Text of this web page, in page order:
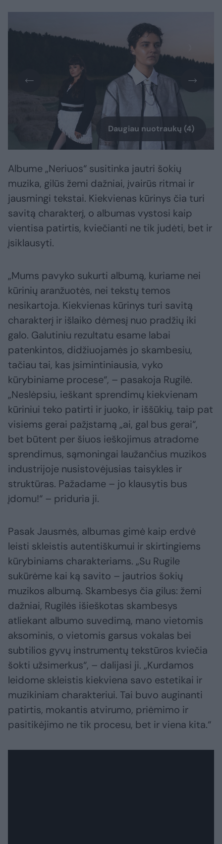
Daugiau nuotraukų (4)
Albume „Neriuos“ susitinka jautri šokių
muzika, gilūs žemi dažniai, įvairūs ritmai ir
jausmingi tekstai. Kiekvienas kūrinys čia turi
savitą charakterį, o albumas vystosi kaip
vientisa patirtis, kviečianti ne tik judėti, bet ir
įsiklausyti.
„Mums pavyko sukurti albumą, kuriame nei
kūrinių aranžuotės, nei tekstų temos
nesikartoja. Kiekvienas kūrinys turi savitą
charakterį ir išlaiko dėmesį nuo pradžių iki
galo. Galutiniu rezultatu esame labai
patenkintos, didžiuojamės jo skambesiu,
tačiau tai, kas įsimintiniausia, vyko
kūrybiniame procese“, – pasakoja Rugilė.
„Neslėpsiu, ieškant sprendimų kiekvienam
kūriniui teko patirti ir juoko, ir iššūkių, taip pat
visiems gerai pažįstamą „ai, gal bus gerai“,
bet būtent per šiuos ieškojimus atradome
sprendimus, sąmoningai laužančius muzikos
industrijoje nusistovėjusias taisykles ir
struktūras. Pažadame – jo klausytis bus
įdomu!“ – priduria ji.
Pasak Jausmės, albumas gimė kaip erdvė
leisti skleistis autentiškumui ir skirtingiems
kūrybiniams charakteriams. „Su Rugile
sukūrėme kai ką savito – jautrios šokių
muzikos albumą. Skambesys čia gilus: žemi
dažniai, Rugilės išieškotas skambesys
atliekant albumo suvedimą, mano vietomis
aksominis, o vietomis garsus vokalas bei
subtilios gyvų instrumentų tekstūros kviečia
šokti užsimerkus“, – dalijasi ji. „Kurdamos
leidome skleistis kiekviena savo estetikai ir
muzikiniam charakteriui. Tai buvo auginanti
patirtis, mokantis atvirumo, priėmimo ir
pasitikėjimo ne tik procesu, bet ir viena kita.“